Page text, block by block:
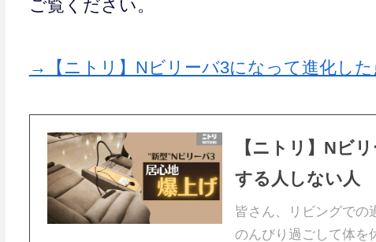
ご覧ください。
→【ニトリ】Nビリーバ3になって進化し
【ニトリ】Nビ
する人しない人
皆さん、リビングでの
のんびり過ごして体を